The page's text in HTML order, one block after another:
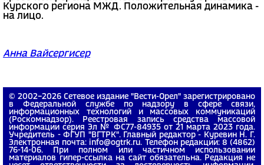
Курского региона МЖД. Положительная динамика -
на лицо.
Анна Вайсергисер
© 2002−2026 Сетевое издание "Вести-Орел" зарегистрировано
в Федеральной службе по надзору в сфере связи,
информационных технологий и массовых коммуникаций
(Роскомнадзор). Реестровая запись средства массовой
информации серия Эл № ФС77-84935 от 21 марта 2023 года.
Учредитель - ФГУП "ВГТРК". Главный редактор - Куревин Н. Г.
Электронная почта: info@ogtrk.ru. Телефон редакции: 8 (4862)
76-14-06. При полном или частичном использовании
материалов гипер-ссылка на сайт обязательна. Редакция не